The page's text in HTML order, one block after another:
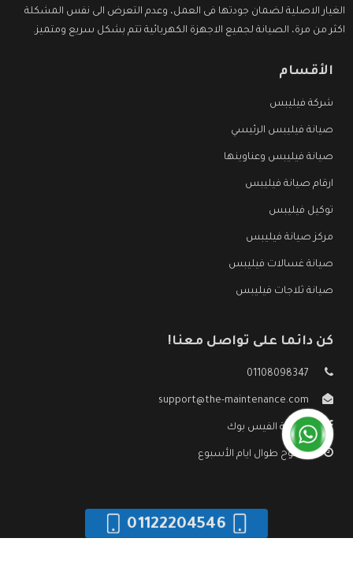
الغيار الاصلية لضمان جودتها فى العمل، وعدم التعرض الى نفس المشكلة
اكثر من مرة، الصيانة لجميع الاجهزة الكهربائية تتم بشكل سريع ومتميز.
الأقسام
شركة فيليبس
صيانة فيليبس الرئيسي
صيانة فيليبس وعناوينها
ارقام صيانة فيليبس
توكيل فيليبس
مركز صيانة فيليبس
صيانة غسالات فيليبس
صيانة ثلاجات فيليبس
كن دائما على تواصل معنا!
01108098347
support@the-maintenance.com
صفحة الفيس بوك
مفتوح طوال ايام الأسبوع
01122204546